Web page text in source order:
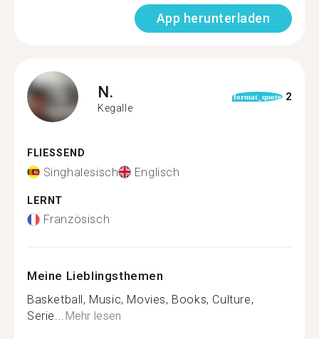
App herunterladen
N.
Kegalle
format_quote 2
FLIESSEND
Singhalesisch Englisch
LERNT
Französisch
Meine Lieblingsthemen
Basketball, Music, Movies, Books, Culture,
Serie...Mehr lesen